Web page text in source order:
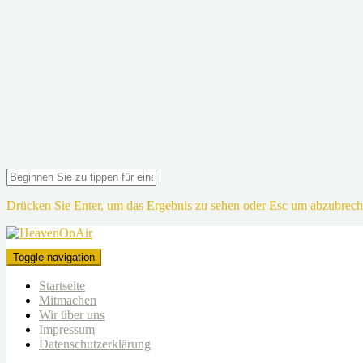
Drücken Sie Enter, um das Ergebnis zu sehen oder Esc um
Toggle navigation
Startseite
Mitmachen
Wir über uns
Impressum
Datenschutzerklärung